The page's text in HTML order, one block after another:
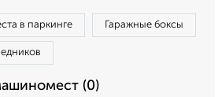
в паркинге Гаражные боксы
(0)